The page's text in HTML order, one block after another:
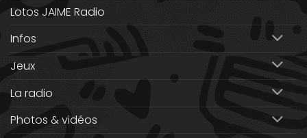
Lotos JAIME Radio
Infos
Jeux
La radio
Photos & vidéos